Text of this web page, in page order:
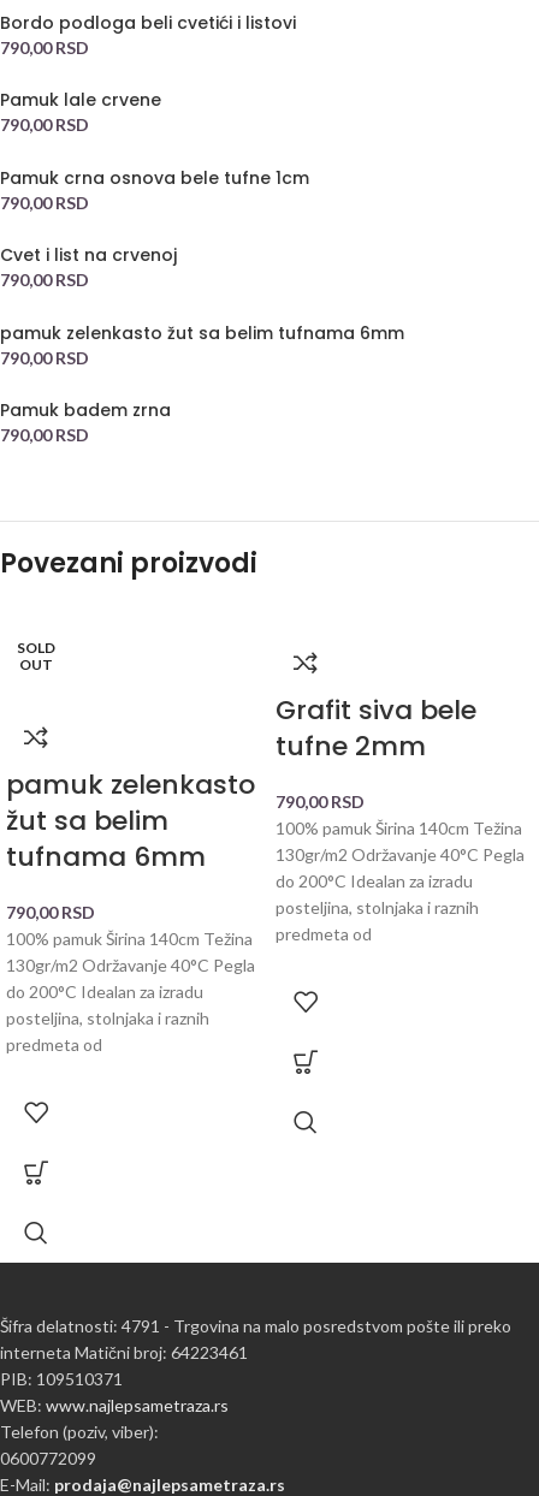
Bordo podloga beli cvetići i listovi
790,00RSD
Pamuk lale crvene
790,00RSD
Pamuk crna osnova bele tufne 1cm
790,00RSD
Cvet i list na crvenoj
790,00RSD
pamuk zelenkasto žut sa belim tufnama 6mm
790,00RSD
Pamuk badem zrna
790,00RSD
Povezani proizvodi
SOLD
OUT
pamuk zelenkasto
žut sa belim
tufnama 6mm
790,00RSD
100% pamuk Širina 140cm Težina
130gr/m2 Održavanje 40°C Pegla
do 200°C Idealan za izradu
posteljina, stolnjaka i raznih
predmeta od
Grafit siva bele
tufne 2mm
790,00RSD
100% pamuk Širina 140cm Težina
130gr/m2 Održavanje 40°C Pegla
do 200°C Idealan za izradu
posteljina, stolnjaka i raznih
predmeta od
Šifra delatnosti: 4791 - Trgovina na malo posredstvom pošte ili preko
interneta Matični broj: 64223461
PIB: 109510371
WEB: www.najlepsametraza.rs
Telefon (poziv, viber):
0600772099
E-Mail: prodaja@najlepsametraza.rs